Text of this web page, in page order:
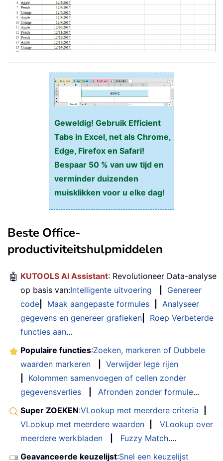
Geweldig! Gebruik Efficient
Tabs in Excel, net als Chrome,
Edge, Firefox en Safari!
Bespaar 50 % van uw tijd en
verminder duizenden
muisklikken voor u elke dag!
Beste Office-
productiviteitshulpmiddelen
🤖 KUTOOLS AI Assistant: Revolutioneer Data-analyse
op basis van:Intelligente uitvoering
Genereer
code
Maak aangepaste formules
Analyseer
gegevens en genereer grafieken
Roep Verbeterde
functies aan…
Populaire functies:Zoeken, markeren of Dubbele
waarden markeren
Verwijder lege rijen
Kolommen samenvoegen of cellen zonder
gegevensverlies
Afronden zonder formule...
Super ZOEKEN:VLookup met meerdere criteria
VLookup met meerdere waarden
VLookup over
meerdere werkbladen
Fuzzy Match....
Geavanceerde keuzelijst:Snel een keuzelijst